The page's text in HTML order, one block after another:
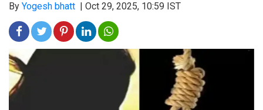
By Yogesh bhatt Oct 29, 2025, 10:59 IST